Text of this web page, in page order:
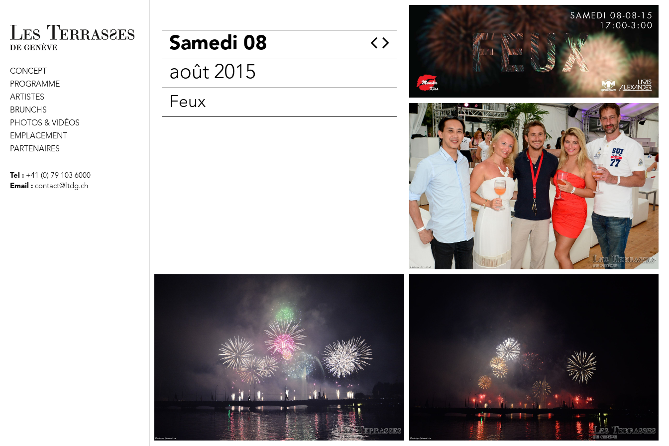
CONCEPT
PROGRAMME
ARTISTES
BRUNCHS
PHOTOS & VIDÉOS
EMPLACEMENT
PARTENAIRES
Tel : +41 (0) 79 103 6000
Email : contact@ltdg.ch
Samedi 08
août 2015
Feux